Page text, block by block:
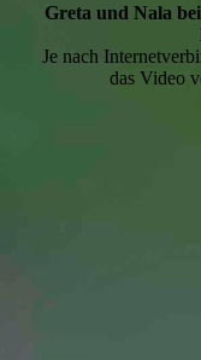
Greta und Nala
Je nach
das Video